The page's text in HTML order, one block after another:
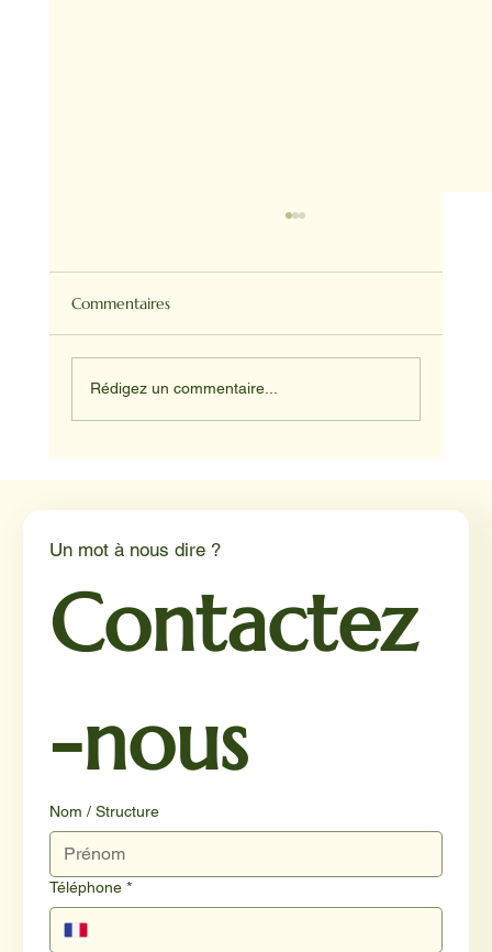
Commentaires
Rédigez un commentaire...
Un mot à nous dire ?
Contactez
-nous
Nom / Structure
Téléphone *